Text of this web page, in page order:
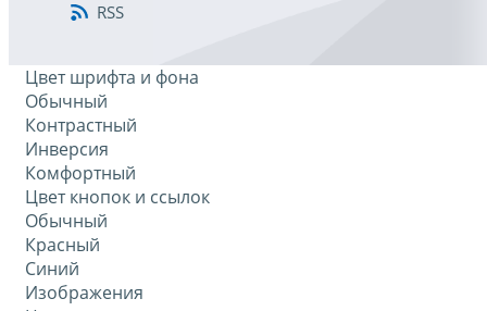
RSS
Цвет шрифта и фона
Обычный
Контрастный
Инверсия
Комфортный
Цвет кнопок и ссылок
Обычный
Красный
Синий
Изображения